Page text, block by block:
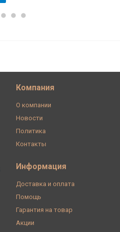
Компания
О компании
Новости
Политика
Контакты
Информация
Доставка и оплата
Помощь
Гарантия на товар
Акции